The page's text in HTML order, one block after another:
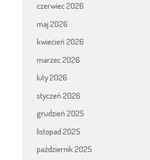
czerwiec 2026
maj 2026
kwiecień 2026
marzec 2026
luty 2026
styczeń 2026
grudzień 2025
listopad 2025
październik 2025